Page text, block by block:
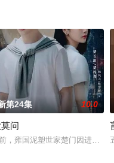
准备银行”发行的伪钞货币。
第24集 10.0
问
，雍国泥塑世家楚门因进贡的